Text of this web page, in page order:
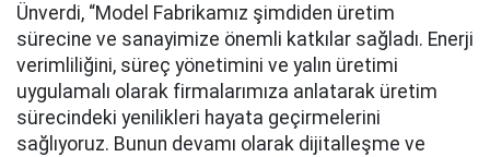
Ünverdi, “Model Fabrikamız şimdiden üretim
sürecine ve sanayimize önemli katkılar sağladı. Enerji
verimliliğini, süreç yönetimini ve yalın üretimi
uygulamalı olarak firmalarımıza anlatarak üretim
sürecindeki yenilikleri hayata geçirmelerini
sağlıyoruz. Bunun devamı olarak dijitalleşme ve